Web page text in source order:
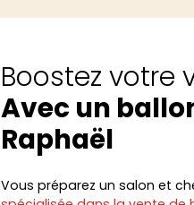
Boostez votre
Avec un
Raphaël
Vous préparez un salon et